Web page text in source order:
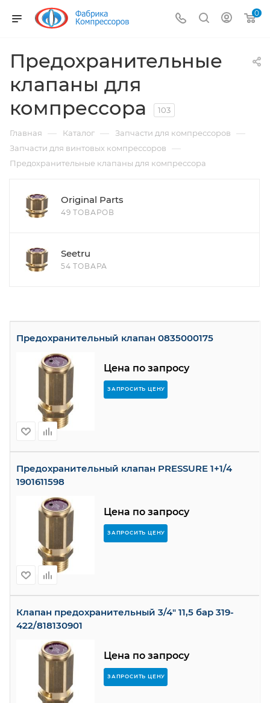
0
Предохранительные
клапаны для
компрессора
103
Главная — Каталог — Запчасти для компрессоров —
Запчасти для винтовых компрессоров —
Предохранительные клапаны для компрессора
Original Parts
49 ТОВАРОВ
Seetru
54 ТОВАРА
Предохранительный клапан 0835000175
Цена по запросу
ЗАПРОСИТЬ ЦЕНУ
Предохранительный клапан PRESSURE 1+1/4
1901611598
Цена по запросу
ЗАПРОСИТЬ ЦЕНУ
Клапан предохранительный 3/4" 11,5 бар 319-
422/818130901
Цена по запросу
ЗАПРОСИТЬ ЦЕНУ